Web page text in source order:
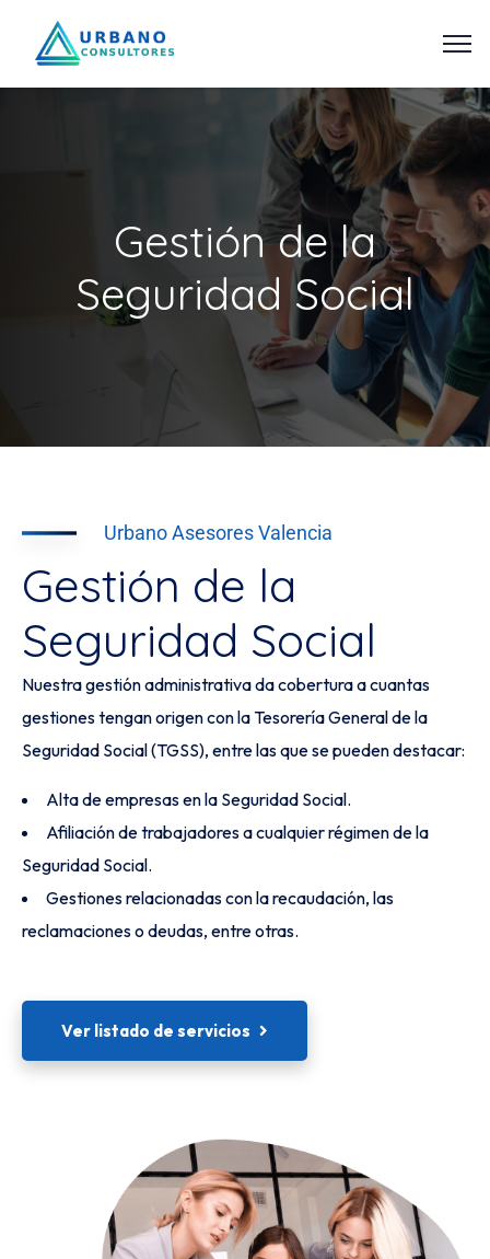
Gestión de la
Seguridad Social
Urbano Asesores Valencia
Gestión de la
Seguridad Social
Nuestra gestión administrativa da cobertura a cuantas
gestiones tengan origen con la Tesorería General de la
Seguridad Social (TGSS), entre las que se pueden destacar:
Alta de empresas en la Seguridad Social.
Afiliación de trabajadores a cualquier régimen de la
Seguridad Social.
Gestiones relacionadas con la recaudación, las
reclamaciones o deudas, entre otras.
Ver listado de servicios